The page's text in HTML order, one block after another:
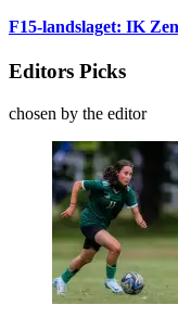
F15-landslaget: IK
Editors Picks
chosen by the editor